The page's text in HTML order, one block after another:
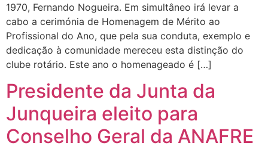
1970, Fernando Nogueira. Em simultâneo irá levar a
cabo a cerimónia de Homenagem de Mérito ao
Profissional do Ano, que pela sua conduta, exemplo e
dedicação à comunidade mereceu esta distinção do
clube rotário. Este ano o homenageado é […]
Presidente da Junta da
Junqueira eleito para
Conselho Geral da ANAFRE